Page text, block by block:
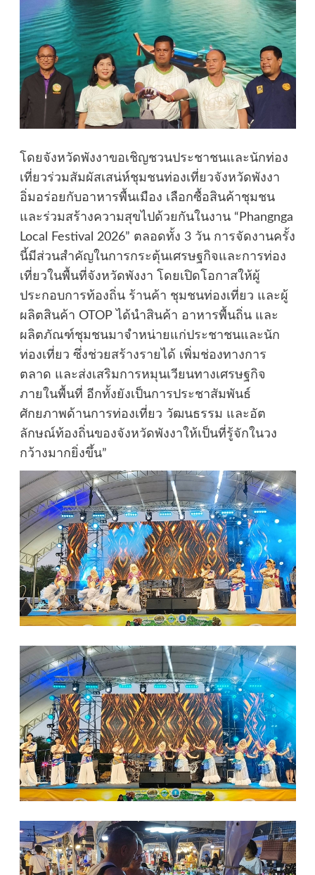
โดยจังหวัดพังงาขอเชิญชวนประชาชนและนักท่อง
เที่ยวร่วมสัมผัสเสน่ห์ชุมชนท่องเที่ยวจังหวัดพังงา
อิ่มอร่อยกับอาหารพื้นเมือง เลือกซื้อสินค้าชุมชน
และร่วมสร้างความสุขไปด้วยกันในงาน “Phangnga
Local Festival 2026” ตลอดทั้ง 3 วัน การจัดงานครั้ง
นี้มีส่วนสำคัญในการกระตุ้นเศรษฐกิจและการท่อง
เที่ยวในพื้นที่จังหวัดพังงา โดยเปิดโอกาสให้ผู้
ประกอบการท้องถิ่น ร้านค้า ชุมชนท่องเที่ยว และผู้
ผลิตสินค้า OTOP ได้นำสินค้า อาหารพื้นถิ่น และ
ผลิตภัณฑ์ชุมชนมาจำหน่ายแก่ประชาชนและนัก
ท่องเที่ยว ซึ่งช่วยสร้างรายได้ เพิ่มช่องทางการ
ตลาด และส่งเสริมการหมุนเวียนทางเศรษฐกิจ
ภายในพื้นที่ อีกทั้งยังเป็นการประชาสัมพันธ์
ศักยภาพด้านการท่องเที่ยว วัฒนธรรม และอัต
ลักษณ์ท้องถิ่นของจังหวัดพังงาให้เป็นที่รู้จักในวง
กว้างมากยิ่งขึ้น”